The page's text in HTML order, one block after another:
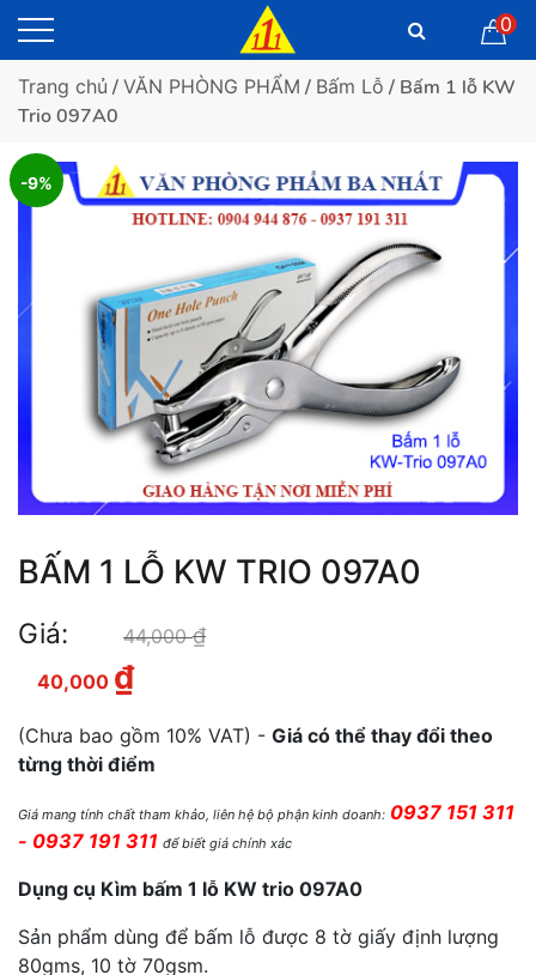
0
Trang chủ / VĂN PHÒNG PHẨM / Bấm Lỗ / Bấm 1 lỗ KW
Trio 097A0
-9%
BẤM 1 LỖ KW TRIO 097A0
Giá: 44,000₫
40,000 ₫
(Chưa bao gồm 10% VAT) - Giá có thể thay đổi theo
từng thời điểm
Giá mang tính chất tham khảo, liên hệ bộ phận kinh doanh: 0937 151 311
- 0937 191 311 để biết giá chính xác
Dụng cụ ️Kìm bấm 1 lỗ KW trio 097A0
Sản phẩm dùng để bấm lỗ được 8 tờ giấy định lượng
80gms, 10 tờ 70gsm.